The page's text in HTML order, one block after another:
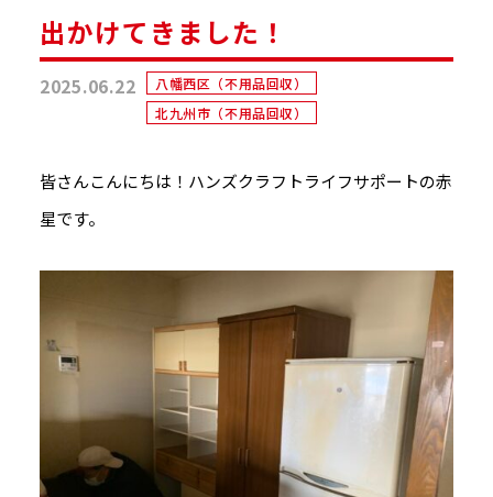
出かけてきました！
2025.06.22
八幡西区（不用品回収）
北九州市（不用品回収）
皆さんこんにちは！ハンズクラフトライフサポートの赤
星です。